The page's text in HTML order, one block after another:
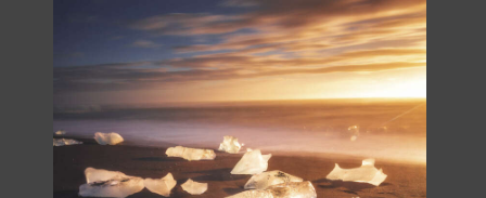
LED-LEUCHTBILDER
WIR DRUCKEN IHR BILD
AUSSTELLUNGEN
HEIMATLICHTER